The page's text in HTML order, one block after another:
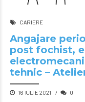
CARIERE
Angajare
post fochist,
tehnic –
16 IULIE 2021 0